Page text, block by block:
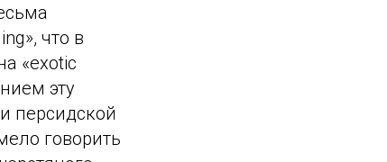
что в
«exotic
эту
персидской
говорить